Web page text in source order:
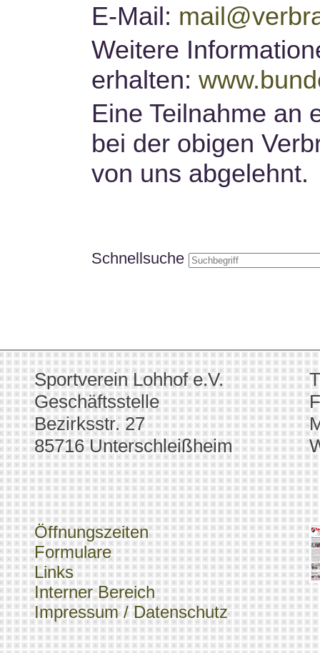
E-Mail:
Weitere
erhalten:
Eine Teilnahme an
bei der obigen
von uns abgelehnt.
Schnellsuche
Sportverein Lohhof e.V.
Geschäftsstelle
Bezirksstr. 27
85716 Unterschleißheim
Öffnungszeiten
Formulare
Links
Interner Bereich
Impressum / Datenschutz